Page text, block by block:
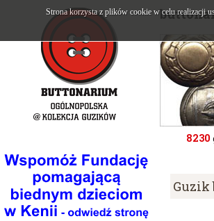
8230
Guzik
Strona korzysta z plików cookie w celu realizacji